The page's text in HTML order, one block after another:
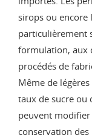
sirops ou encore
particulièrement
formulation, aux
procédés de
Même de
taux de sucre ou
peuvent
conservation